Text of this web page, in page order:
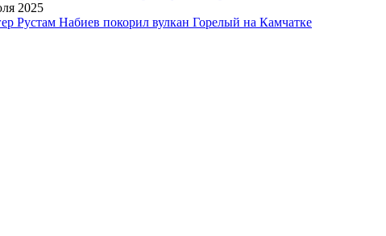
2025
Рустам Набиев покорил вулкан Горелый на Камчатке